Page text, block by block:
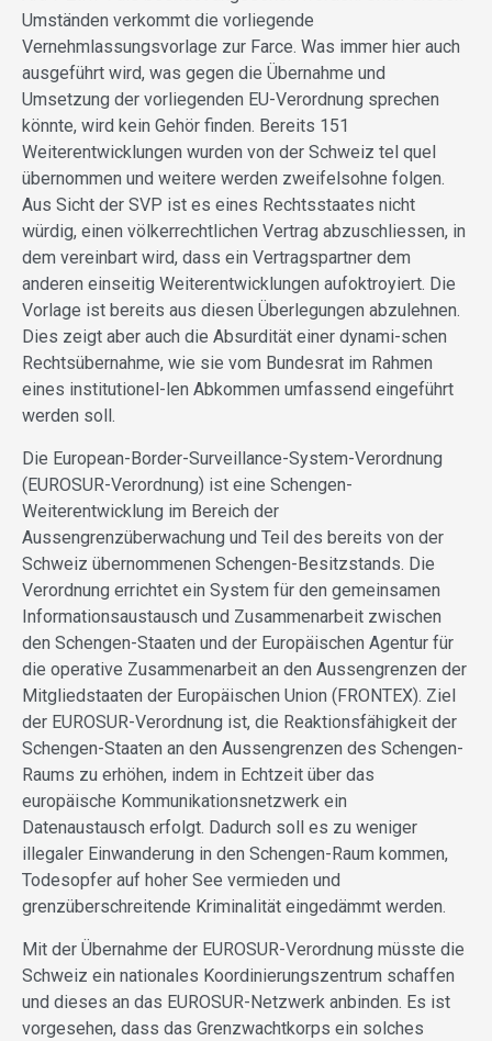
Umständen verkommt die vorliegende
Vernehmlassungsvorlage zur Farce. Was immer hier auch
ausgeführt wird, was gegen die Übernahme und
Umsetzung der vorliegenden EU-Verordnung sprechen
könnte, wird kein Gehör finden. Bereits 151
Weiterentwicklungen wurden von der Schweiz tel quel
übernommen und weitere werden zweifelsohne folgen.
Aus Sicht der SVP ist es eines Rechtsstaates nicht
würdig, einen völkerrechtlichen Vertrag abzuschliessen, in
dem vereinbart wird, dass ein Vertragspartner dem
anderen einseitig Weiterentwicklungen aufoktroyiert. Die
Vorlage ist bereits aus diesen Überlegungen abzulehnen.
Dies zeigt aber auch die Absurdität einer dynami-schen
Rechtsübernahme, wie sie vom Bundesrat im Rahmen
eines institutionel-len Abkommen umfassend eingeführt
werden soll.
Die European-Border-Surveillance-System-Verordnung
(EUROSUR-Verordnung) ist eine Schengen-
Weiterentwicklung im Bereich der
Aussengrenzüberwachung und Teil des bereits von der
Schweiz übernommenen Schengen-Besitzstands. Die
Verordnung errichtet ein System für den gemeinsamen
Informationsaustausch und Zusammenarbeit zwischen
den Schengen-Staaten und der Europäischen Agentur für
die operative Zusammenarbeit an den Aussengrenzen der
Mitgliedstaaten der Europäischen Union (FRONTEX). Ziel
der EUROSUR-Verordnung ist, die Reaktionsfähigkeit der
Schengen-Staaten an den Aussengrenzen des Schengen-
Raums zu erhöhen, indem in Echtzeit über das
europäische Kommunikationsnetzwerk ein
Datenaustausch erfolgt. Dadurch soll es zu weniger
illegaler Einwanderung in den Schengen-Raum kommen,
Todesopfer auf hoher See vermieden und
grenzüberschreitende Kriminalität eingedämmt werden.
Mit der Übernahme der EUROSUR-Verordnung müsste die
Schweiz ein nationales Koordinierungszentrum schaffen
und dieses an das EUROSUR-Netzwerk anbinden. Es ist
vorgesehen, dass das Grenzwachtkorps ein solches